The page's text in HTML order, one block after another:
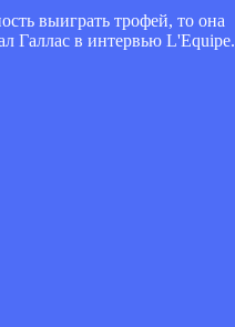
выиграть трофей, то она
Галлас в интервью L'Equipe.